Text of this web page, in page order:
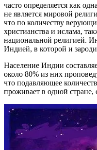
часто определяется как
не является мировой
что по количеству
христианства и ислама,
национальной религией.
Индией, в которой и
Население Индии
около 80% из них
что подавляющее
проживает в одной